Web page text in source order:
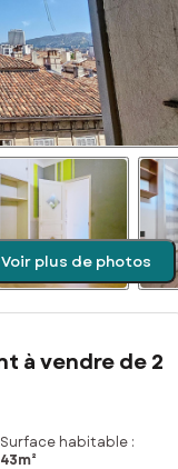
Voir plus de photos
à vendre de 2
Surface habitable :
43m²